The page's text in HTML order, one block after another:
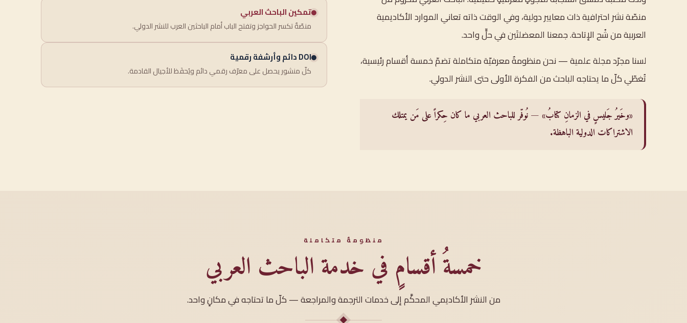
منصّة نشر احترافية ذات معايير دولية، وفي الوقت ذاته تعاني الموارد الأكاديمية
العربية من شُح الإتاحة. جمعنا المعضلتَين في حلٍّ واحد.
لسنا مجرّد مجلة علمية — نحن منظومةٌ معرفيّة متكاملة تضمّ خمسة أقسام رئيسية،
تُغطّي كلّ ما يحتاجه الباحث من الفكرة الأولى حتى النشر الدولي.
«وخَيرُ جَليسٍ في الزمانِ كتابُ» — نُوفّر للباحث العربي ما كان حِكراً على مَن يمتلك
الاشتراكات الدولية الباهظة.
تمكين الباحث العربي
منصّةٌ تكسر الحواجز وتفتح الباب أمام الباحثين العرب للنشر الدولي.
DOI دائم وأرشفة رقمية
كلّ منشور يحصل على معرّف رقمي دائم ويُحفَظ للأجيال القادمة.
منظومةٌ متكاملة
خمسةُ أقسامٍ في خدمة الباحث العربي
من النشر الأكاديمي المحكَّم إلى خدمات الترجمة والمراجعة — كلّ ما تحتاجه في مكانٍ واحد.